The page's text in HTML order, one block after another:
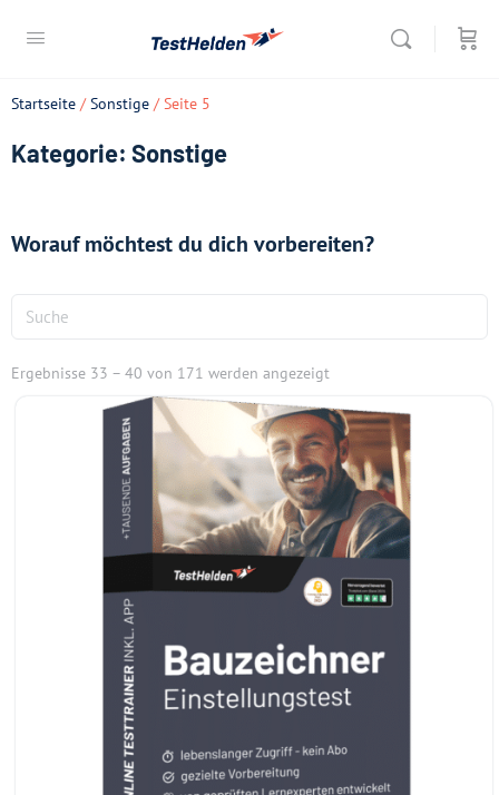
Startseite /Sonstige / Seite 5
Kategorie: Sonstige
Worauf möchtest du dich vorbereiten?
Ergebnisse 33 – 40 von 171 werden angezeigt